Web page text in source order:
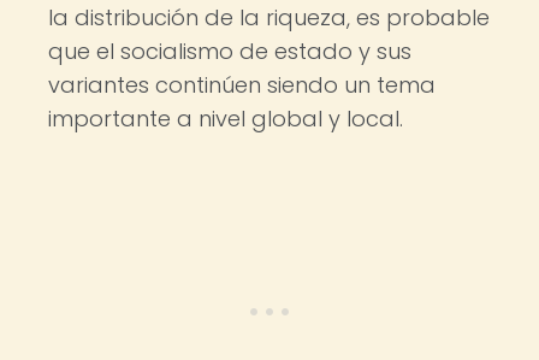
la distribución de la riqueza, es probable
que el socialismo de estado y sus
variantes continúen siendo un tema
importante a nivel global y local.